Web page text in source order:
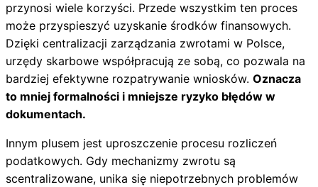
przynosi wiele korzyści. Przede wszystkim ten proces
może przyspieszyć uzyskanie środków finansowych.
Dzięki centralizacji zarządzania zwrotami w Polsce,
urzędy skarbowe współpracują ze sobą, co pozwala na
bardziej efektywne rozpatrywanie wniosków. Oznacza
to mniej formalności i mniejsze ryzyko błędów w
dokumentach.
Innym plusem jest uproszczenie procesu rozliczeń
podatkowych. Gdy mechanizmy zwrotu są
scentralizowane, unika się niepotrzebnych problemów